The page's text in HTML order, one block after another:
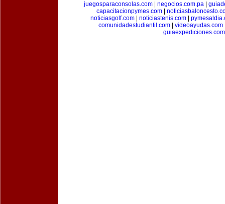
juegosparaconsolas.com| negocios.com.pa|
capacitacionpymes.com|
noticiasgolf.com| noticiastenis.com|
comunidadestudiantil.com| videoayudas.com
guiaexpediciones.com